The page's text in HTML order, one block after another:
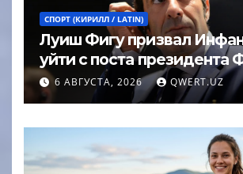
СПОРТ (КИРИЛЛ / LATIN)
Луиш Фигу призвал
уйти с поста
6 АВГУСТА, 2026 QWERT.UZ